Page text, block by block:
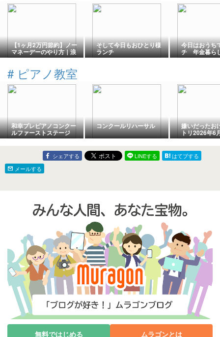
【1ヶ月2万円節約】ノー
マネーデーのやり方｜浪
費家だった私でも続いた
そして今日もおひとり様
ランチ
今日はおうち
チ 年金暮ら
り様ランチ
# ピアノ教室
和幸プレピアノコンクー
ルファーストステージ
コンクールリハーサル 嫌いだったお
トリ2026年6
シェアする LINEする
はてブする
メールする
無料ではじめる ムラゴンとは